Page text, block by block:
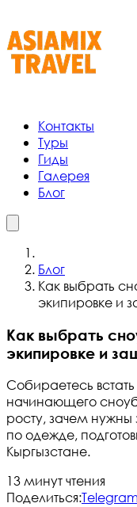
Контакты
Туры
Гиды
Галерея
Блог
Блог
Как выбрать
экипировке и
Как выбрать
экипировке и
Собираетесь
начинающего
росту, зачем
по одежде,
Кыргызстане.
13 минут чтения
Поделиться:Telegram